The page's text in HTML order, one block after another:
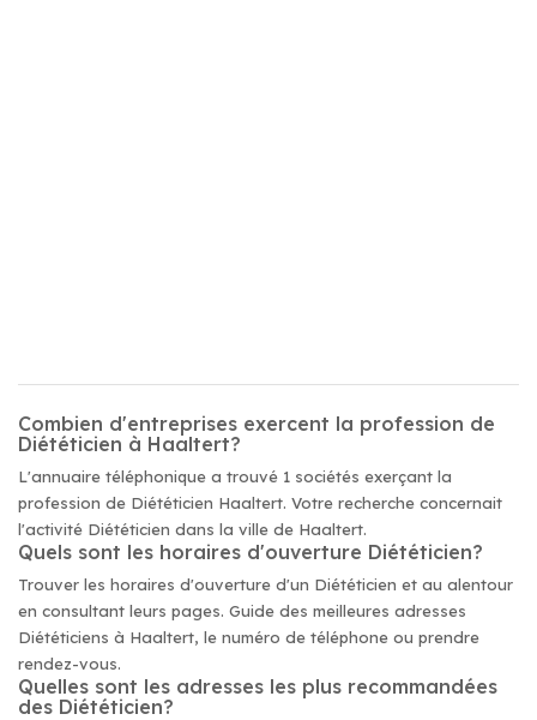
Combien d'entreprises exercent la profession de
Diététicien à Haaltert?
L'annuaire téléphonique a trouvé 1 sociétés exerçant la
profession de Diététicien Haaltert. Votre recherche concernait
l'activité Diététicien dans la ville de Haaltert.
Quels sont les horaires d'ouverture Diététicien?
Trouver les horaires d'ouverture d'un Diététicien et au alentour
en consultant leurs pages. Guide des meilleures adresses
Diététiciens à Haaltert, le numéro de téléphone ou prendre
rendez-vous.
Quelles sont les adresses les plus recommandées
des Diététicien?